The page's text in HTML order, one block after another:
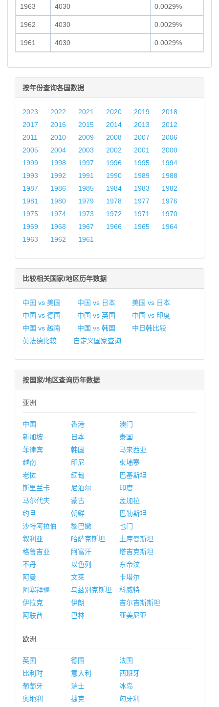
1963 4030 0.0029%
1962 4030 0.0029%
1961 4030 0.0029%
按年份查询各国数据
2023 2022 2021 2020 2019
2018
2017
2016 2015 2014 2013
2012
2011
2010 2009 2008 2007
2006
2005
2004 2003 2002 2001
2000
1999
1998 1997 1996 1995
1994
1993
1992 1991 1990 1989
1988
1987
1986 1985 1984 1983
1982
1981
1980 1979 1978 1977
1976
1975
1974 1973 1972 1971
1970
1969
1968 1967 1966 1965
1964
1963
1962 1961
比较相关国家/地区历年数据
中国 vs 美国 中国 vs 日本
美国 vs 日本
中国 vs 德国
中国 vs 英国
中国 vs 印度
中国 vs 越南
中国 vs 韩国
中日韩比较
英法德比较
自定义国家查询...
按国家/地区查询历年数据
亚洲
中国 香港
澳门
新加坡
日本
泰国
菲律宾
韩国
马来西亚
越南
印尼
柬埔寨
老挝
缅甸
巴基斯坦
斯里兰卡
尼泊尔
印度
马尔代夫
蒙古
孟加拉
约旦
朝鲜
巴勒斯坦
沙特阿拉伯
黎巴嫩
也门
叙利亚
哈萨克斯坦
土库曼斯坦
格鲁吉亚
阿富汗
塔吉克斯坦
不丹
以色列
东帝汶
阿曼
文莱
卡塔尔
阿塞拜疆
乌兹别克斯坦
科威特
伊拉克
伊朗
吉尔吉斯斯坦
阿联酋
巴林 亚美尼亚
欧洲
英国 德国
法国
比利时
意大利
西班牙
葡萄牙
瑞士
冰岛
奥地利
捷克
匈牙利